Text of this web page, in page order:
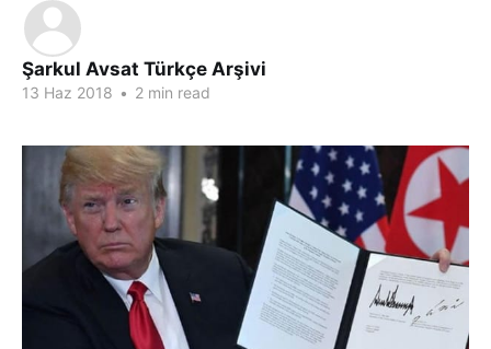
Şarkul Avsat Türkçe Arşivi
13 Haz 2018 • 2 min read